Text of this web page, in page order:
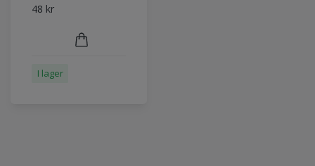
48 kr
I lager